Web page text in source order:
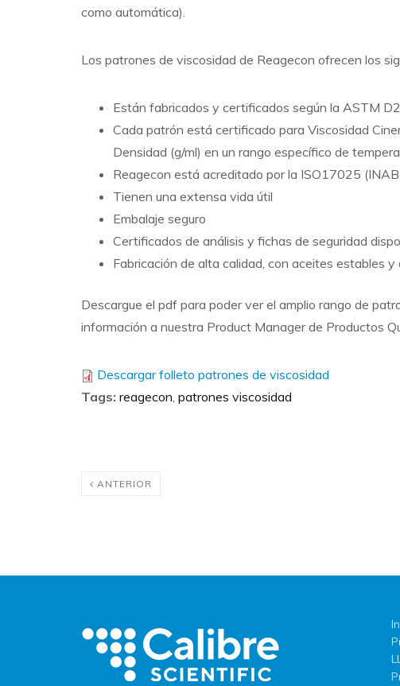
como automática).
Los patrones de viscosidad de Reagecon ofrecen los
Están fabricados y certificados según la ASTM
Cada patrón está certificado para Viscosidad
Densidad (g/ml) en un rango específico de
Reagecon está acreditado por la ISO17025
Tienen una extensa vida útil
Embalaje seguro
Certificados de análisis y fichas de seguridad
Fabricación de alta calidad, con aceites estables y
Descargue el pdf para poder ver el amplio rango de
información a nuestra Product Manager de Productos
Descargar folleto patrones de viscosidad
Tags: reagecon, patrones viscosidad
ANTERIOR